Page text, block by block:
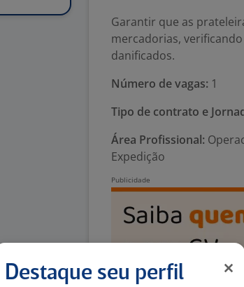
Garantir que as
mercadorias,
danificados.
Número de vagas: 1
Tipo de contrato e
Área Profissional:
Expedição
Destaque seu perfil